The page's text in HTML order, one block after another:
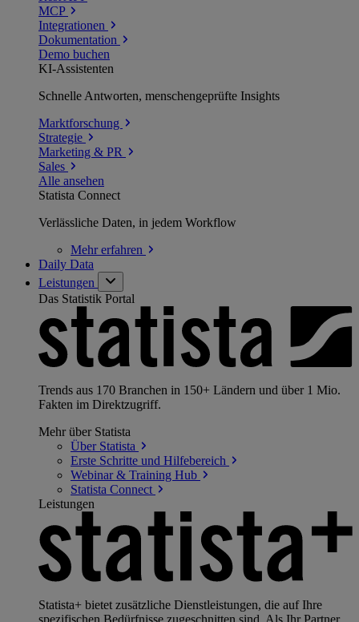
MCP
Integrationen
Dokumentation
Demo buchen
KI-Assistenten
Schnelle Antworten, menschengeprüfte Insights
Marktforschung
Strategie
Marketing & PR
Sales
Alle ansehen
Statista Connect
Verlässliche Daten, in jedem Workflow
Mehrerfahren
Daily Data
Leistungen
Das Statistik Portal
Trends aus 170 Branchen in 150+ Ländern und über 1 Mio.
Fakten im Direktzugriff.
Mehr über Statista
Über Statista
Erste Schritte und Hilfebereich
Webinar & Training Hub
Statista Connect
Leistungen
Statista+ bietet zusätzliche Dienstleistungen, die auf Ihre
spezifischen Bedürfnisse zugeschnitten sind. Als Ihr Partner